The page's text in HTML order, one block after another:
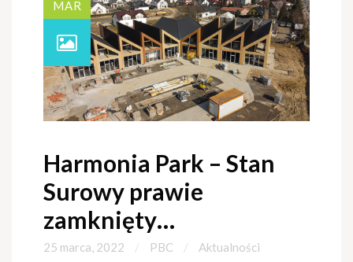
MAR
Harmonia Park – Stan
Surowy prawie
zamknięty…
25 marca, 2022 PBC Aktualności